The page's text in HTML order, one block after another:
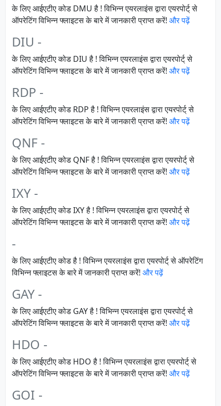
के लिए आईएटीए कोड DMU है ! विभिन्न एयरलाइंस द्वारा एयरपोर्ट् से
ऑपरेटिंग विभिन्न फ्लाइटस के बारे में जानकारी प्राप्त करें! और पढ़ें
DIU -
के लिए आईएटीए कोड DIU है ! विभिन्न एयरलाइंस द्वारा एयरपोर्ट् से
ऑपरेटिंग विभिन्न फ्लाइटस के बारे में जानकारी प्राप्त करें! और पढ़ें
RDP -
के लिए आईएटीए कोड RDP है ! विभिन्न एयरलाइंस द्वारा एयरपोर्ट् से
ऑपरेटिंग विभिन्न फ्लाइटस के बारे में जानकारी प्राप्त करें! और पढ़ें
QNF -
के लिए आईएटीए कोड QNF है ! विभिन्न एयरलाइंस द्वारा एयरपोर्ट् से
ऑपरेटिंग विभिन्न फ्लाइटस के बारे में जानकारी प्राप्त करें! और पढ़ें
IXY -
के लिए आईएटीए कोड IXY है ! विभिन्न एयरलाइंस द्वारा एयरपोर्ट् से
ऑपरेटिंग विभिन्न फ्लाइटस के बारे में जानकारी प्राप्त करें! और पढ़ें
-
के लिए आईएटीए कोड है ! विभिन्न एयरलाइंस द्वारा एयरपोर्ट् से ऑपरेटिंग
विभिन्न फ्लाइटस के बारे में जानकारी प्राप्त करें! और पढ़ें
GAY -
के लिए आईएटीए कोड GAY है ! विभिन्न एयरलाइंस द्वारा एयरपोर्ट् से
ऑपरेटिंग विभिन्न फ्लाइटस के बारे में जानकारी प्राप्त करें! और पढ़ें
HDO -
के लिए आईएटीए कोड HDO है ! विभिन्न एयरलाइंस द्वारा एयरपोर्ट् से
ऑपरेटिंग विभिन्न फ्लाइटस के बारे में जानकारी प्राप्त करें! और पढ़ें
GOI -